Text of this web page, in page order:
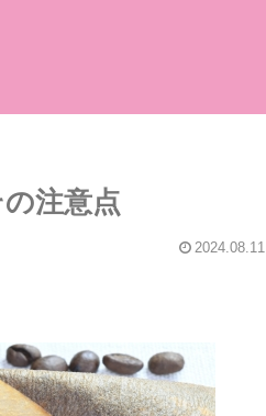
注意点
2024.08.11